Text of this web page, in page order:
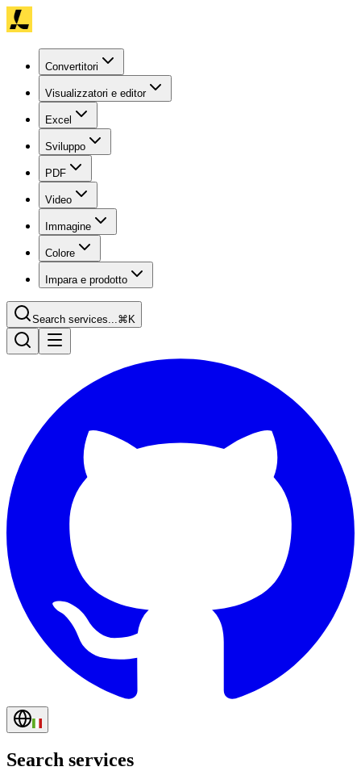
Convertitori
Visualizzatori e editor
Excel
Sviluppo
PDF
Video
Immagine
Colore
Impara e prodotto
Search services...⌘K
Search services